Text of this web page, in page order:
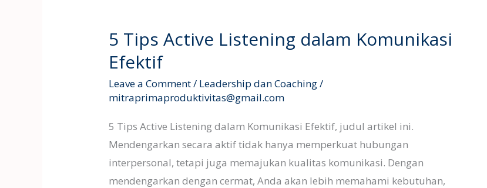
5 Tips Active Listening dalam Komunikasi
Efektif
Leave a Comment/ Leadership dan Coaching/
mitraprimaproduktivitas@gmail.com
5 Tips Active Listening dalam Komunikasi Efektif, judul artikel ini.
Mendengarkan secara aktif tidak hanya memperkuat hubungan
interpersonal, tetapi juga memajukan kualitas komunikasi. Dengan
mendengarkan dengan cermat, Anda akan lebih memahami kebutuhan,
Active
Listening
Komunikasi